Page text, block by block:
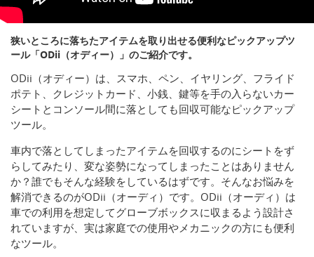
狭いところに落ちたアイテムを取り出せる便利なピックアップツ
ール「ODii（オディー）」のご紹介です。
ODii（オディー）は、スマホ、ペン、イヤリング、フライド
ポテト、クレジットカード、小銭、鍵等を手の入らないカー
シートとコンソール間に落としても回収可能なピックアップ
ツール。
車内で落としてしまったアイテムを回収するのにシートをず
らしてみたり、変な姿勢になってしまったことはありません
か？誰でもそんな経験をしているはずです。そんなお悩みを
解消できるのがODii（オーディ）です。ODii（オーディ）は
車での利用を想定してグローブボックスに収まるよう設計さ
れていますが、実は家庭での使用やメカニックの方にも便利
なツール。